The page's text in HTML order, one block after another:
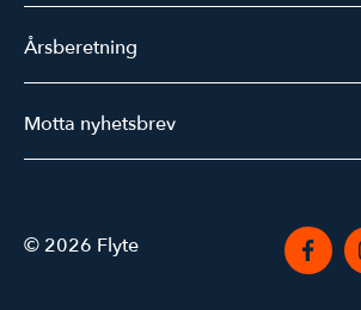
Årsberetning
Motta nyhetsbrev
© 2026 Flyte